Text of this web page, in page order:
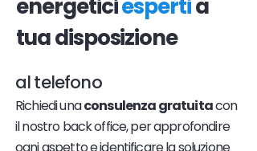
energeticiespertia
tua disposizione
al telefono
Richiedi unaconsulenza gratuitacon
il nostro back office, per approfondire